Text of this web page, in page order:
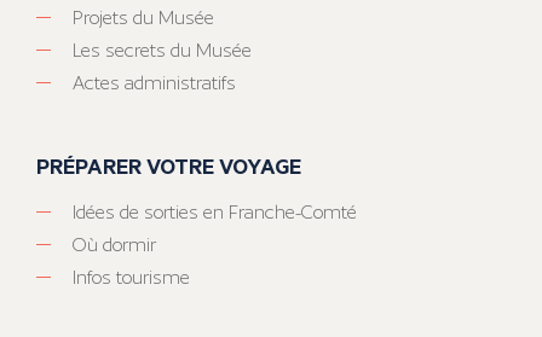
Projets du Musée
Les secrets du Musée
Actes administratifs
PRÉPARER VOTRE VOYAGE
Idées de sorties en Franche-Comté
Où dormir
Infos tourisme